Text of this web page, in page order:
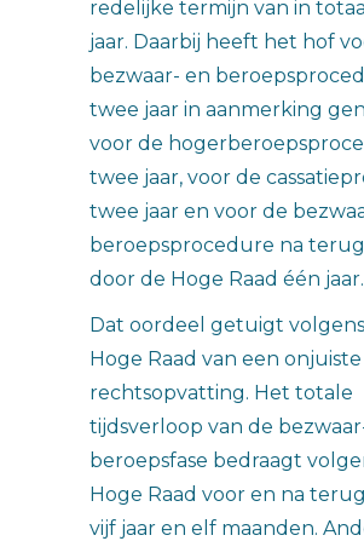
redelijke termijn van in
jaar. Daarbij heeft het hof
bezwaar- en
twee jaar in aanmerking
voor de
twee jaar, voor de
twee jaar en voor de
beroepsprocedure na
door de Hoge Raad één jaar.
Dat oordeel getuigt
Hoge Raad van een onjuiste
rechtsopvatting. Het totale
tijdsverloop van de
beroepsfase bedraagt
Hoge Raad voor en na
vijf jaar en elf maanden.